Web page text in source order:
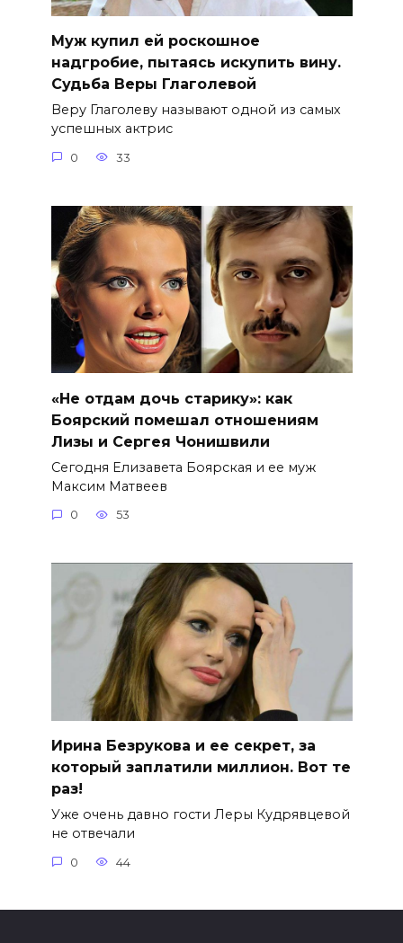
Муж купил ей роскошное
надгробие, пытаясь искупить вину.
Судьба Веры Глаголевой
Веру Глаголеву называют одной из самых
успешных актрис
0 33
«Не отдам дочь старику»: как
Боярский помешал отношениям
Лизы и Сергея Чонишвили
Сегодня Елизавета Боярская и ее муж
Максим Матвеев
0 53
Ирина Безрукова и ее секрет, за
который заплатили миллион. Вот те
раз!
Уже очень давно гости Леры Кудрявцевой
не отвечали
0 44